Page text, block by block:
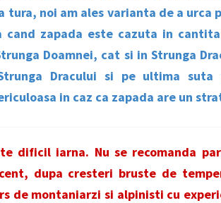
tura, noi am ales varianta de a urca
cand zapada este cazuta in
Doamnei, cat si in Strunga
Dracului si pe ultima
in caz ca zapada are un
dificil iarna. Nu se recomanda
dupa cresteri bruste de
de montaniarzi si alpinisti cu